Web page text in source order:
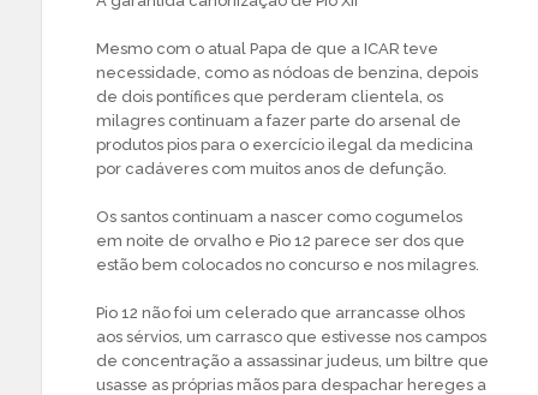
Mesmo com o atual Papa de que a ICAR teve
necessidade, como as nódoas de benzina, depois
de dois pontífices que perderam clientela, os
milagres continuam a fazer parte do arsenal de
produtos pios para o exercício ilegal da medicina
por cadáveres com muitos anos de defunção.
Os santos continuam a nascer como cogumelos
em noite de orvalho e Pio 12 parece ser dos que
estão bem colocados no concurso e nos milagres.
Pio 12 não foi um celerado que arrancasse olhos
aos sérvios, um carrasco que estivesse nos campos
de concentração a assassinar judeus, um biltre que
usasse as próprias mãos para despachar hereges a